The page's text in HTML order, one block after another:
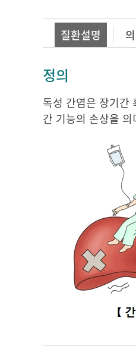
질환설명
정의
독성 간염은 장기간
간 기능의 손상을 의